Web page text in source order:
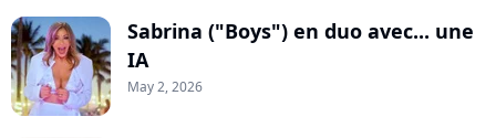
Sabrina ("Boys") en duo avec... une
IA
May 2, 2026